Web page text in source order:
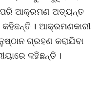
ଆକ୍ରମଣ ଅତ୍ୟନ୍ତ
। ଆକ୍ରମଣକାରୀ
ଗ୍ରହଣ କରାଯିବା
କହିଛନ୍ତି ।